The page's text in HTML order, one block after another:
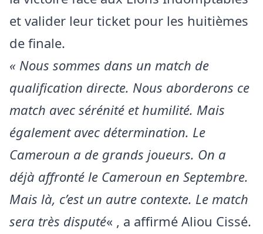
et valider leur ticket pour les huitièmes
de finale.
« Nous sommes dans un match de
qualification directe. Nous aborderons ce
match avec sérénité et humilité. Mais
également avec détermination. Le
Cameroun a de grands joueurs. On a
déjà affronté le Cameroun en Septembre.
Mais là, c’est un autre contexte. Le match
sera très disputé« , a affirmé Aliou Cissé.